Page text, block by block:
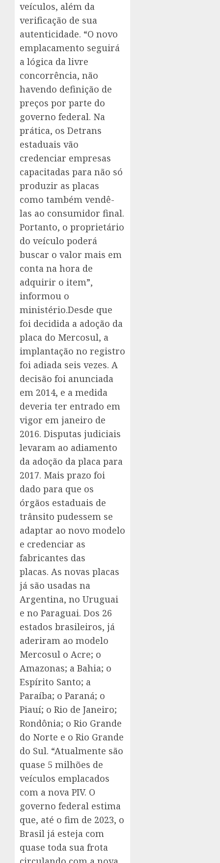
veículos, além da
verificação de sua
autenticidade. “O novo
emplacamento seguirá
a lógica da livre
concorrência, não
havendo definição de
preços por parte do
governo federal. Na
prática, os Detrans
estaduais vão
credenciar empresas
capacitadas para não só
produzir as placas
como também vendê-
las ao consumidor final.
Portanto, o proprietário
do veículo poderá
buscar o valor mais em
conta na hora de
adquirir o item”,
informou o
ministério.Desde que
foi decidida a adoção da
placa do Mercosul, a
implantação no registro
foi adiada seis vezes. A
decisão foi anunciada
em 2014, e a medida
deveria ter entrado em
vigor em janeiro de
2016. Disputas judiciais
levaram ao adiamento
da adoção da placa para
2017. Mais prazo foi
dado para que os
órgãos estaduais de
trânsito pudessem se
adaptar ao novo modelo
e credenciar as
fabricantes das
placas. As novas placas
já são usadas na
Argentina, no Uruguai
e no Paraguai. Dos 26
estados brasileiros, já
aderiram ao modelo
Mercosul o Acre; o
Amazonas; a Bahia; o
Espírito Santo; a
Paraíba; o Paraná; o
Piauí; o Rio de Janeiro;
Rondônia; o Rio Grande
do Norte e o Rio Grande
do Sul. “Atualmente são
quase 5 milhões de
veículos emplacados
com a nova PIV. O
governo federal estima
que, até o fim de 2023, o
Brasil já esteja com
quase toda sua frota